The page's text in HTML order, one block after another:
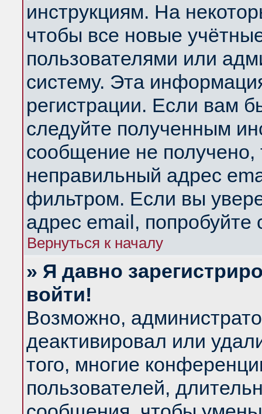
инструкциям. На
чтобы все новые
пользователями или
систему. Эта
регистрации. Если вам
следуйте полученным
сообщение не получено,
неправильный адрес
фильтром. Если вы
адрес email, попробуйте
Вернуться к началу
» Я давно
войти!
Возможно,
деактивировал или
того, многие
пользователей,